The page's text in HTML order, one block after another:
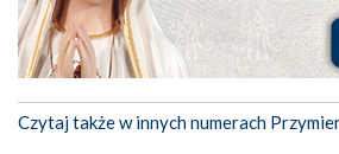
Czytaj także w innych numerach